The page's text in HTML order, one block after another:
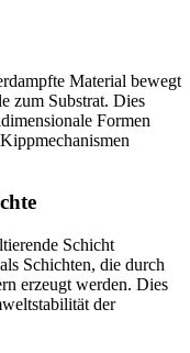
Material bewegt
zum Substrat. Dies
Formen
Schicht
Schichten, die durch
erzeugt werden. Dies
der